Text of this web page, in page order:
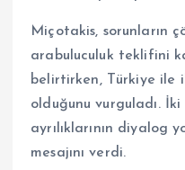
Miçotakis, sorunların
arabuluculuk teklifini
belirtirken, Türkiye ile
olduğunu vurguladı.
ayrılıklarının diyalog
mesajını verdi.